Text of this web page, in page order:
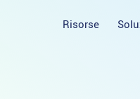
Risorse